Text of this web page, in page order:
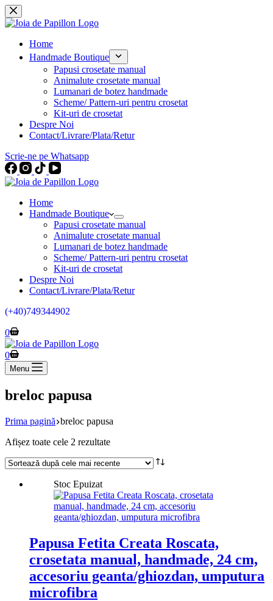
Sari
la
Home
Handmade Boutique
Papusi crosetate manual
Animalute crosetate manual
Lumanari de botez handmade
Scheme/ Pattern-uri pentru crosetat
Kit-uri de crosetat
Despre Noi
Contact/Livrare/Plata/Retur
Scrie-ne pe Whatsapp
Home
Handmade Boutique
Papusi crosetate manual
Animalute crosetate manual
Lumanari de botez handmade
Scheme/ Pattern-uri pentru crosetat
Kit-uri de crosetat
Despre Noi
Contact/Livrare/Plata/Retur
(+40)749344902
Coș
de
cumpărături
0
Coș
de
cumpărături
0
Menu
breloc papusa
Prima pagină breloc papusa
Afișez toate cele 2 rezultateSortat
cele
Stoc Epuizat
Papusa Fetita Creata Roscata,
crosetata manual, handmade, 24 cm,
accesoriu geanta/ghiozdan, umputura
microfibra